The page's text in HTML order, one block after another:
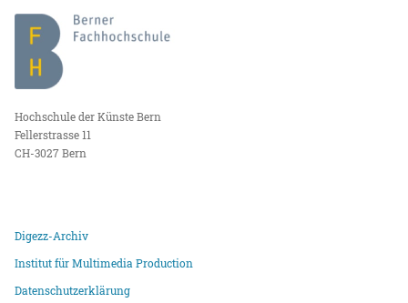
Hochschule der Künste Bern
Fellerstrasse 11
CH-3027 Bern
Digezz-Archiv
Institut für Multimedia Production
Datenschutzerklärung